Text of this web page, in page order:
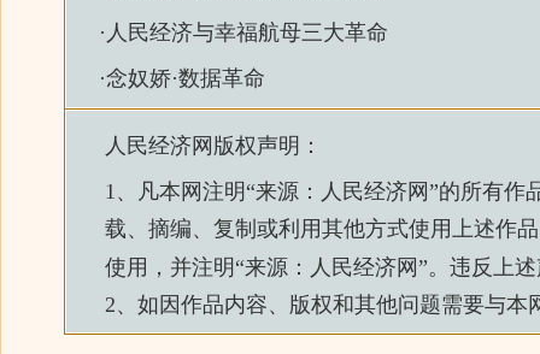
· 人民经济与幸福航母三大革命
·念奴娇·数据革命
人民经济网 版权声明：
1、凡本网注明“来源： 人民经济网 ”的所有作
载、摘编、复制或利用其他方式使用上述作
使用，并注明“来源： 人民经济网 ”。违反上
2、如因作品内容、版权和其他问题需要与本